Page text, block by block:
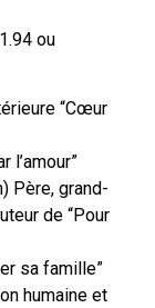
ou
“Cœur
l’amour”
Père, grand-
de “Pour
sa famille”
humaine et